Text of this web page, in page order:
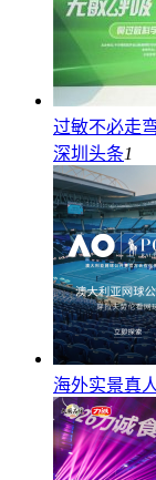
过敏不必走
深圳 头条1
海外实景真